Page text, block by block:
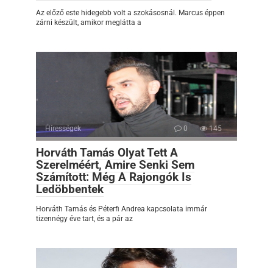
Az előző este hidegebb volt a szokásosnál. Marcus éppen
zárni készült, amikor meglátta a
Hírességek 0 145
Horváth Tamás Olyat Tett A
Szerelméért, Amire Senki Sem
Számított: Még A Rajongók Is
Ledöbbentek
Horváth Tamás és Péterfi Andrea kapcsolata immár
tizennégy éve tart, és a pár az